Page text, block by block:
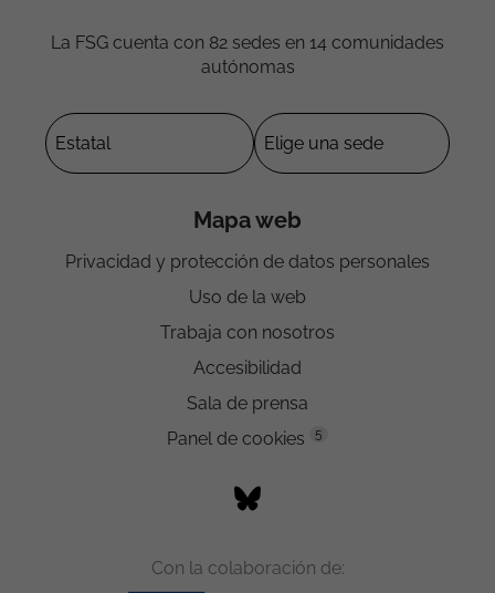
La FSG cuenta con 82 sedes en 14 comunidades
autónomas
Mapa web
Privacidad y protección de datos personales
Uso de la web
Trabaja con nosotros
Accesibilidad
Sala de prensa
Panel de cookies
5
Con la colaboración de: